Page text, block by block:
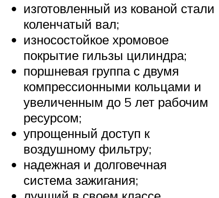
изготовленный из кованой стали
коленчатый вал;
износостойкое хромовое
покрытие гильзы цилиндра;
поршневая группа с двумя
компрессионными кольцами и
увеличенным до 5 лет рабочим
ресурсом;
упрощенный доступ к
воздушному фильтру;
надежная и долговечная
система зажигания;